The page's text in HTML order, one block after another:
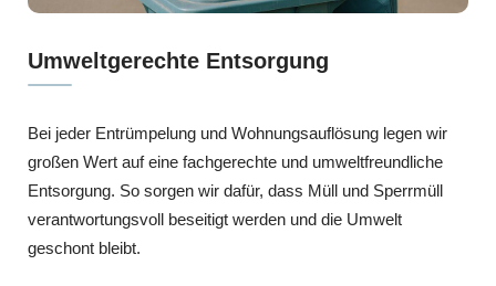
Umweltgerechte Entsorgung
Bei jeder Entrümpelung und Wohnungsauflösung legen wir
großen Wert auf eine fachgerechte und umweltfreundliche
Entsorgung. So sorgen wir dafür, dass Müll und Sperrmüll
verantwortungsvoll beseitigt werden und die Umwelt
geschont bleibt.